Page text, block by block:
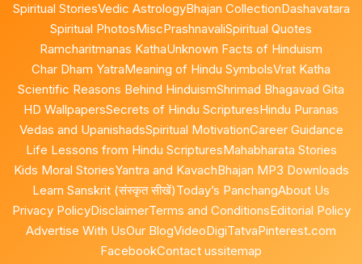
Spiritual StoriesVedic AstrologyBhajan CollectionDashavatara
Spiritual PhotosMiscPrashnavaliSpiritual Quotes
Ramcharitmanas KathaUnknown Facts of Hinduism
Char Dham YatraMeaning of Hindu SymbolsVrat Katha
Scientific Reasons Behind HinduismShrimad Bhagavad Gita
HD WallpapersSecrets of Hindu ScripturesHindu Puranas
Vedas and UpanishadsSpiritual MotivationCareer Guidance
Life Lessons from Hindu ScripturesMahabharata Stories
Kids Moral StoriesYantra and KavachBhajan MP3 Downloads
Learn Sanskrit (संस्कृत सीखें)Today’s PanchangAbout Us
Privacy PolicyDisclaimerTerms and ConditionsEditorial Policy
Advertise With UsOur BlogVideoDigiTatvaPinterest.com
FacebookContact ussitemap